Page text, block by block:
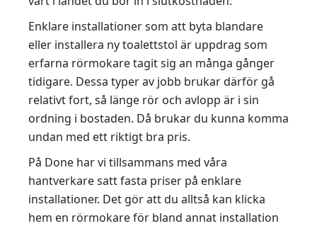
Enklare installationer som att byta blandare
eller installera ny toalettstol är uppdrag som
erfarna rörmokare tagit sig an många gånger
tidigare. Dessa typer av jobb brukar därför gå
relativt fort, så länge rör och avlopp är i sin
ordning i bostaden. Då brukar du kunna komma
undan med ett riktigt bra pris.
På Done har vi tillsammans med våra
hantverkare satt fasta priser på enklare
installationer. Det gör att du alltså kan klicka
hem en rörmokare för bland annat installation